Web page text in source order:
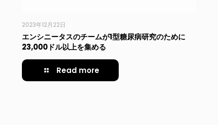
2023年12月22日
エンシニータスのチームが1型糖尿病研究のために
23,000ドル以上を集める
Read more